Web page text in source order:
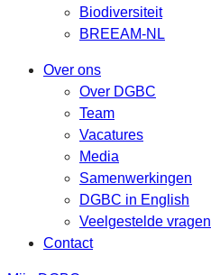
Biodiversiteit
BREEAM-NL
Over ons
Over DGBC
Team
Vacatures
Media
Samenwerkingen
DGBC in English
Veelgestelde vragen
Contact